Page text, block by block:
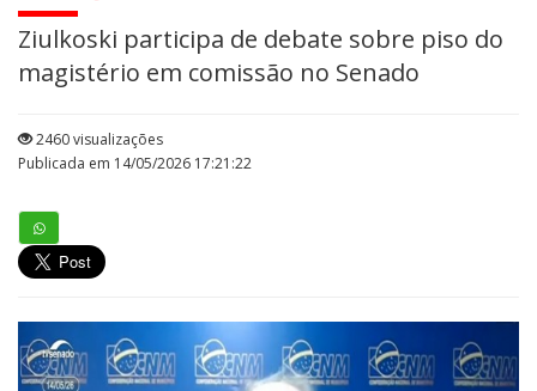
Ziulkoski participa de debate sobre piso do
magistério em comissão no Senado
2460 visualizações
Publicada em 14/05/2026 17:21:22